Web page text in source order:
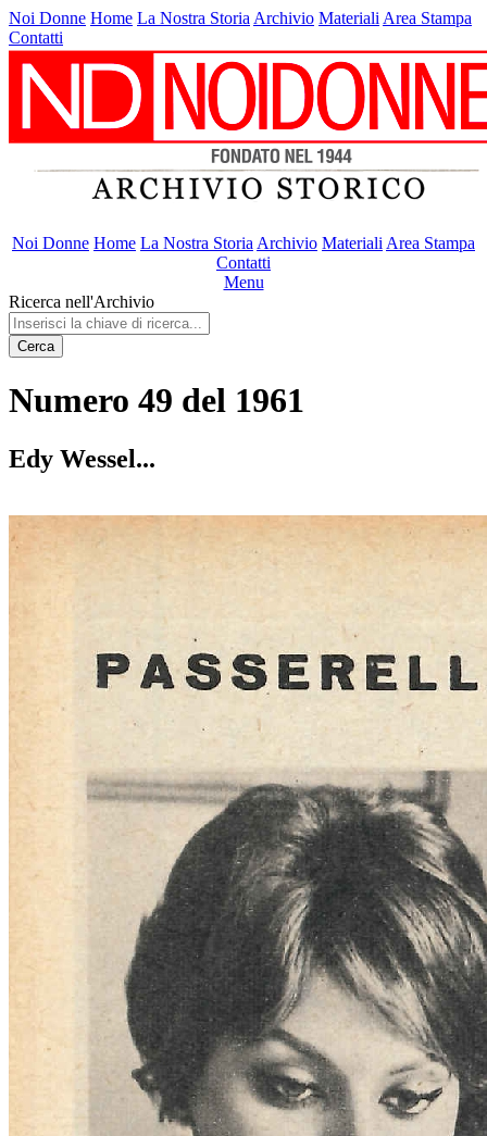
Noi Donne Home La Nostra Storia Archivio Materiali Area Stampa
Contatti
Noi Donne Home La Nostra Storia Archivio Materiali Area Stampa
Contatti
Menu
Ricerca nell'Archivio
Cerca
Numero 49 del 1961
Edy Wessel...